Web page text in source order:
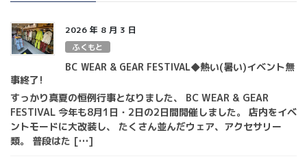
2026 年 8 月 3 日
ふくもと
BC WEAR & GEAR FESTIVAL◆熱い(暑い)イベント無
事終了!
すっかり真夏の恒例行事となりました、 BC WEAR & GEAR
FESTIVAL 今年も8月1日・2日の2日間開催しました。 店内をイベ
ントモードに大改装し、 たくさん並んだウェア、アクセサリー
類。 普段はた […]